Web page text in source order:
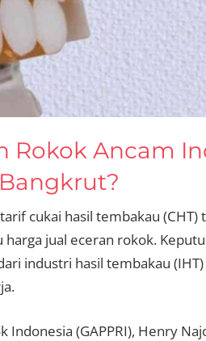
Rokok Ancam
cukai hasil tembakau (CHT)
harga jual eceran rokok.
industri hasil tembakau
Indonesia (GAPPRI), Henry